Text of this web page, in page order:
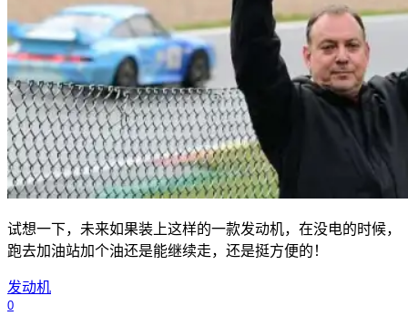
试想一下，未来如果装上这样的一款发动机，在没电的时候，
跑去加油站加个油还是能继续走，还是挺方便的！
发动机
0